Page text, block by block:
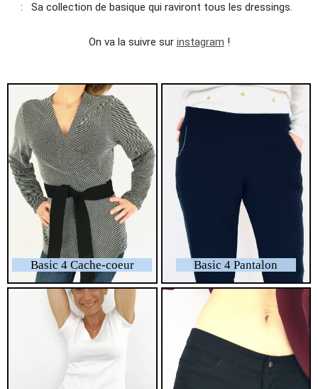
: Sa collection de basique qui raviront tous les dressings.
On va la suivre sur instagram !
Basic 4 Cache-coeur Basic 4 Pantalon